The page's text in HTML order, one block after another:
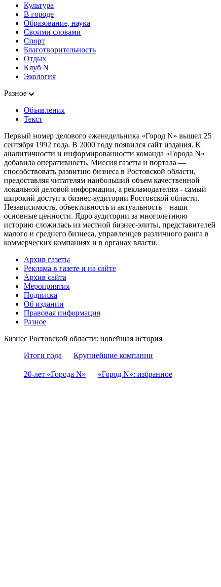
Культура
В городе
Образование, наука
Своими словами
Спорт
Благотворительность
Отдых
Клуб N
Экология
Разное
Объявления
Текст
Первый номер делового еженедельника «Город N» вышел 25
сентября 1992 года. В 2000 году появился сайт издания. К
аналитичности и информированности команда «Города N»
добавила оперативность. Миссия газеты и портала —
способствовать развитию бизнеса в Ростовской области,
предоставляя читателям наибольший объем качественной
локальной деловой информации, а рекламодателям - самый
широкий доступ к бизнес-аудитории Ростовской области.
Независимость, объективность и актуальность – наши
основные ценности. Ядро аудитории за многолетнюю
историю сложилась из местной бизнес-элиты, представителей
малого и среднего бизнеса, управленцев различного ранга в
коммерческих компаниях и в органах власти.
Архив газеты
Реклама в газете и на сайте
Архив сайта
Мероприятия
Подписка
Об издании
Правовая информация
Разное
Бизнес Ростовской области: новейшая история
Итоги года
Крупнейшие компании
20-лет «Города N» «Город N»: избранное